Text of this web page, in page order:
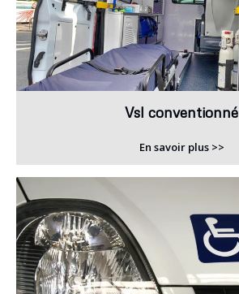
Vsl conventionné
En savoir plus >>